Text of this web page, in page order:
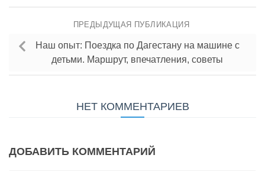
ПРЕДЫДУЩАЯ ПУБЛИКАЦИЯ
Наш опыт: Поездка по Дагестану на машине с
детьми. Маршрут, впечатления, советы
НЕТ КОММЕНТАРИЕВ
ДОБАВИТЬ КОММЕНТАРИЙ